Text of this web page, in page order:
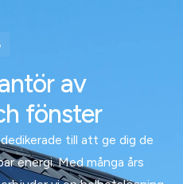
av
fönster
till att ge dig de
energi. Med många års